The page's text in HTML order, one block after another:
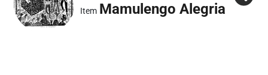
Item Mamulengo Alegria